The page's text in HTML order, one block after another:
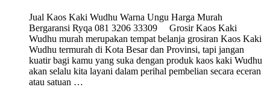
Jual Kaos Kaki Wudhu Warna Ungu Harga Murah
Bergaransi Ryqa 081 3206 33309 Grosir Kaos Kaki
Wudhu murah merupakan tempat belanja grosiran Kaos Kaki
Wudhu termurah di Kota Besar dan Provinsi, tapi jangan
kuatir bagi kamu yang suka dengan produk kaos kaki Wudhu
akan selalu kita layani dalam perihal pembelian secara eceran
atau satuan …